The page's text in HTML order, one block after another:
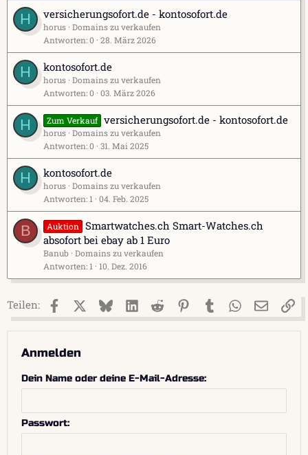
H
versicherungsofort.de - kontosofort.de
horus Domains zu verkaufen
Antworten 0 28. März 2026
H kontosofort.de
horus Domains zu verkaufen
Antworten 0 03. März 2026
H Zum Verkauf versicherungsofort.de - kontosofort.de
horus Domains zu verkaufen
Antworten 0 31. Mai 2025
H kontosofort.de
horus Domains zu verkaufen
Antworten 1 04. Feb. 2025
B Auktion
Smartwatches.ch Smart-Watches.ch
absofort bei ebay ab 1 Euro
Banub Domains zu verkaufen
Antworten 1 10. Dez. 2016
Teilen: FacebookX (Twitter)
BlueskyLinkedIn
Reddit PinterestTumblr WhatsApp
E-Mail
Anmelden
Dein Name oder deine E-Mail-Adresse
Passwort